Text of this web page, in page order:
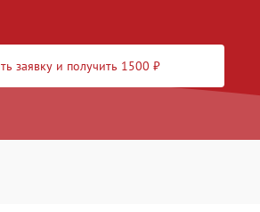
заявку и получить 1500 ₽